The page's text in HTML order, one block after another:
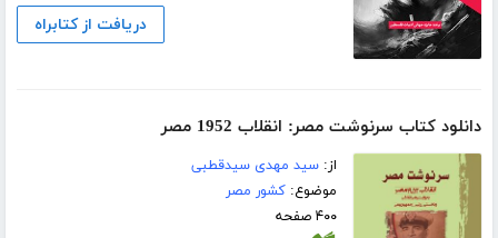
دریافت از کتابراه
دانلود کتاب سرنوشت مصر: انقلاب 1952 مصر
از:سید مهدی سیدقطبی
موضوع:کشور مصر
۴۰۰ صفحه